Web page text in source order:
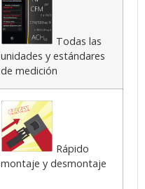
Todas las
unidades y estándares
de medición
Rápido
montaje y desmontaje